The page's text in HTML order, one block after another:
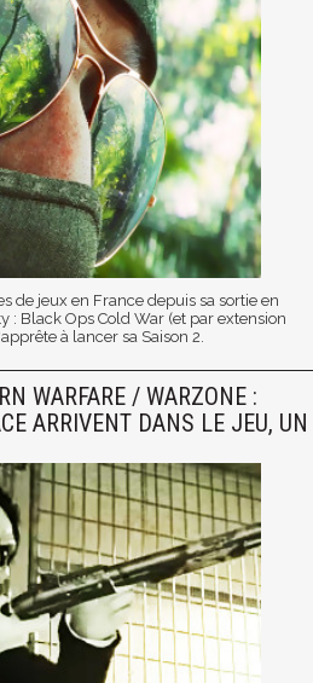
de jeux en France depuis sa sortie en
: Black Ops Cold War (et par extension
à lancer sa Saison 2.
WARFARE / WARZONE :
ARRIVENT DANS LE JEU, UN